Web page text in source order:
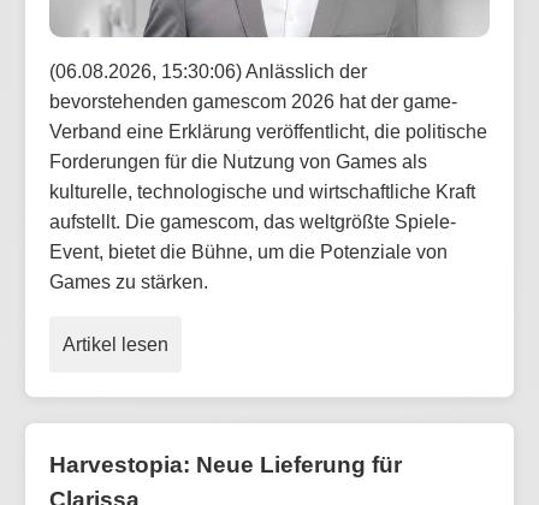
(06.08.2026, 15:30:06) Anlässlich der
bevorstehenden gamescom 2026 hat der game-
Verband eine Erklärung veröffentlicht, die politische
Forderungen für die Nutzung von Games als
kulturelle, technologische und wirtschaftliche Kraft
aufstellt. Die gamescom, das weltgrößte Spiele-
Event, bietet die Bühne, um die Potenziale von
Games zu stärken.
Artikel lesen
Harvestopia: Neue Lieferung für